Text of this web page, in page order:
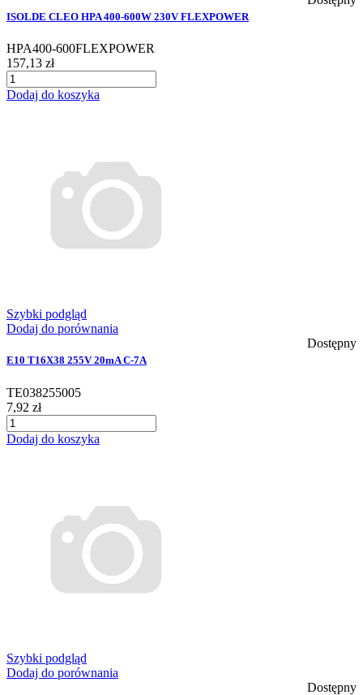
ISOLDE CLEO HPA 400-600W 230V FLEXPOWER
HPA400-600FLEXPOWER
157,13 zł
Dodaj do koszyka
Szybki podgląd
Dodaj do porównania
Dostępny
E10 T16X38 255V 20mA C-7A
TE038255005
7,92 zł
Dodaj do koszyka
Szybki podgląd
Dodaj do porównania
Dostępny